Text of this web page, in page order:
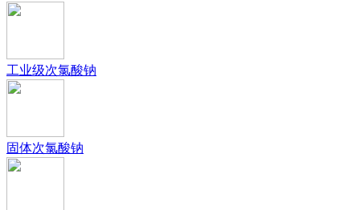
工业级次氯酸钠
固体次氯酸钠